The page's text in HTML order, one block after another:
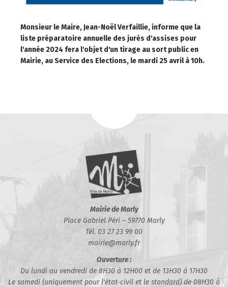
Monsieur le Maire, Jean-Noël Verfaillie, informe que la
liste préparatoire annuelle des jurés d'assises pour
l'année 2024 fera l'objet d'un tirage au sort public en
Mairie, au Service des Elections, le mardi 25 avril à 10h.
Mairie de Marly
Place Gabriel Péri – 59770 Marly
Tél. 03 27 23 99 00
mairie@marly.fr
Ouverture :
Du lundi au vendredi de 8H30 à 12H00 et de 13H30 à 17H30
Le samedi (uniquement pour l'état-civil et le standard) de 08H30 à